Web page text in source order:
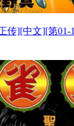
传][中文][第01-